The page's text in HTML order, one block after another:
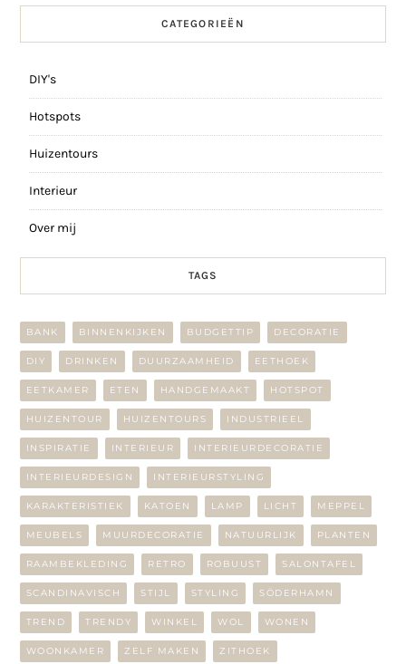
CATEGORIEËN
DIY's
Hotspots
Huizentours
Interieur
Over mij
TAGS
BANK BINNENKIJKEN BUDGETTIP DECORATIE
DIY DRINKEN DUURZAAMHEID EETHOEK
EETKAMER ETEN HANDGEMAAKT HOTSPOT
HUIZENTOUR HUIZENTOURS INDUSTRIEEL
INSPIRATIE INTERIEUR INTERIEURDECORATIE
INTERIEURDESIGN INTERIEURSTYLING
KARAKTERISTIEK KATOEN LAMP LICHT MEPPEL
MEUBELS MUURDECORATIE NATUURLIJK PLANTEN
RAAMBEKLEDING RETRO ROBUUST SALONTAFEL
SCANDINAVISCH STIJL STYLING SÖDERHAMN
TREND TRENDY WINKEL WOL WONEN
WOONKAMER ZELF MAKEN ZITHOEK